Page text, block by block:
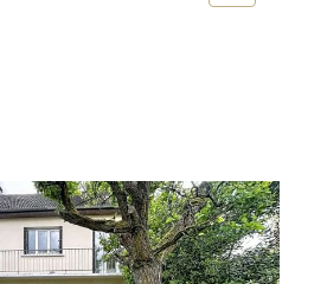
91